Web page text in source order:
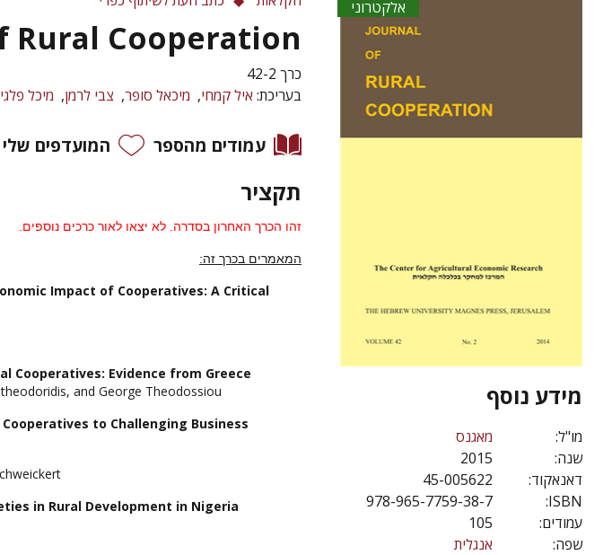
אלקטרוני
מידע נוסף
מו"ל:
מאגנס
שנה:
2015
דאנאקוד:
45-005622
ISBN:
978-965-7759-38-7
עמודים:
105
שפה:
אנגלית
Rural Cooperation
כרך 42-2
בעריכת: איל קמחי מיכאל סופר צבי לרמן מיכל פלגי
עמודים מהספר המועדפים שלי
תקציר
זהו הכרך האחרון בסדרה . לא יצאו לאור כרכים נוספים.
המאמרים בכרך זה:
Impact of Cooperatives: A Critical
Cooperatives: Evidence from Greece
and George Theodossiou
to Challenging Business
in Rural Development in Nigeria